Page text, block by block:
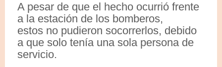
A pesar de que el hecho ocurrió frente
a la estación de los bomberos,
estos no pudieron socorrerlos, debido
a que solo tenía una sola persona de
servicio.